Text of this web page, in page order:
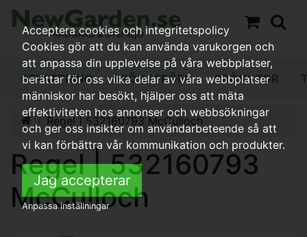
BEVATTNING FRÖN / FRÖER GRÖNYTOR
Regel | 532160793 McCulloch
Regel | 532160793
McCulloch
Acceptera cookies och integritetspolicy
Cookies gör att du kan använda varukorgen och
att anpassa din upplevelse på våra webbplatser,
berättar för oss vilka delar av våra webbplatser
människor har besökt, hjälper oss att mäta
effektiviteten hos annonser och webbsökningar
och ger oss insikter om användarbeteende så att
vi kan förbättra vår kommunikation och produkter.
Jag accepterar
Anpassa inställningar